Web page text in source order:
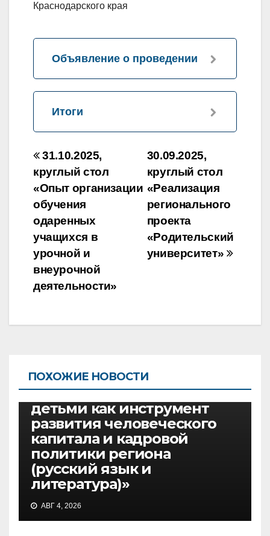
Краснодарского края
Объявление о проведении
Итоги
Навигация
по
записям
30.09.2025,
круглый стол
«Реализация
регионального
проекта
«Родительский
университет»
31.10.2025,
круглый стол
«Опыт организации
обучения
одаренных
учащихся в
урочной и
внеурочной
деятельности»
ПОХОЖИЕ НОВОСТИ
30.09.2026, круглый стол
«Работа с одарёнными
детьми как инструмент
развития человеческого
капитала и кадровой
политики региона
(русский язык и
литература)»
АВГ 4, 2026